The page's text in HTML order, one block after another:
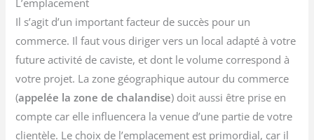
Il s’agit d’un important facteur de succès pour un
commerce. Il faut vous diriger vers un local adapté à votre
future activité de caviste, et dont le volume correspond à
votre projet. La zone géographique autour du commerce
(appelée la zone de chalandise) doit aussi être prise en
compte car elle influencera la venue d’une partie de votre
clientèle. Le choix de l’emplacement est primordial, car il